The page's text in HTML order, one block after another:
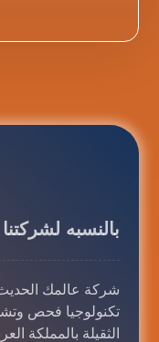
بالنسبه لشركتنا
تكنولوجيا فحص
الثقيلة بالمملكة